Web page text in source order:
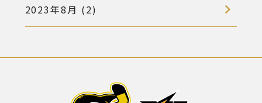
2023年8月 (2)